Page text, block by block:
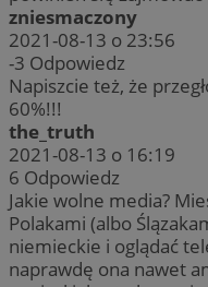
zniesmaczony
2021-08-13 o 23:56
-3 Odpowiedz
Napiszcie też, że
60%!!!
the_truth
2021-08-13 o 16:19
6 Odpowiedz
Jakie wolne media?
Polakami (albo
niemieckie i oglądać
naprawdę ona nawet